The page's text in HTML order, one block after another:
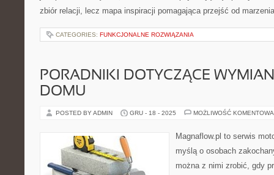
zbiór relacji, lecz mapa inspiracji pomagająca przejść od
CATEGORIES: FUNKCJONALNE ROZWIĄZANIA
PORADNIKI DOTYCZĄCE
DOMU
POSTED BY ADMIN GRU - 18 - 2025 MOŻLIWOŚĆ
Magnaflow.pl to serwis
myślą o osobach
można z nimi zrobić, gdy